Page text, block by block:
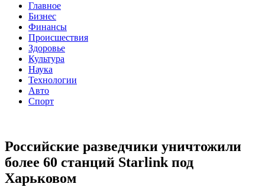
Главное
Бизнес
Финансы
Происшествия
Здоровье
Культура
Наука
Технологии
Авто
Спорт
Российские разведчики уничтожили
более 60 станций Starlink под
Харьковом